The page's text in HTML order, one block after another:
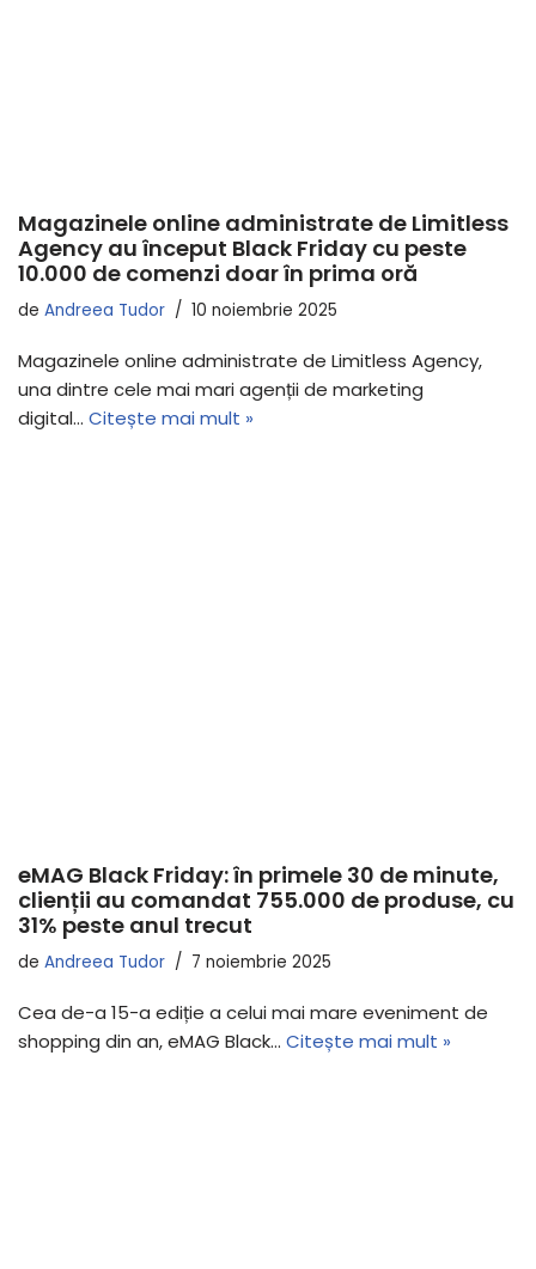
Magazinele online administrate de Limitless
Agency au început Black Friday cu peste
10.000 de comenzi doar în prima oră
de Andreea Tudor 10 noiembrie 2025
Magazinele online administrate de Limitless Agency,
una dintre cele mai mari agenții de marketing
digital… Citește mai mult »
eMAG Black Friday: în primele 30 de minute,
clienții au comandat 755.000 de produse, cu
31% peste anul trecut
de Andreea Tudor 7 noiembrie 2025
Cea de-a 15-a ediție a celui mai mare eveniment de
shopping din an, eMAG Black… Citește mai mult »